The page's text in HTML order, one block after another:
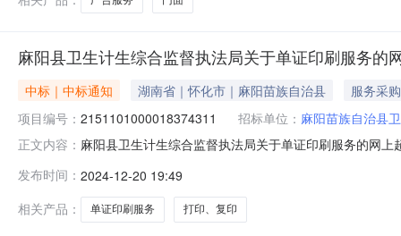
麻阳县卫生计生综合监督执法局关于单证印刷服务的
中标｜中标通知 湖南省｜怀化市｜麻阳苗族自治县
服务采购
项目编号： 2151101000018374311 招标单位： 麻阳苗族自治县
正文内容： 麻阳县卫生计生综合监督执法局关于单证印刷服务的网
编码:431226项目所在行政区划名称:湖南省怀化市麻阳
发布时间： 2024-12-20 19:49
相关产品：
单证印刷服务 打印、复印